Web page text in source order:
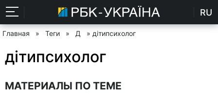
RU
Главная » Теги » Д » дітипсихолог
дітипсихолог
МАТЕРИАЛЫ ПО ТЕМЕ